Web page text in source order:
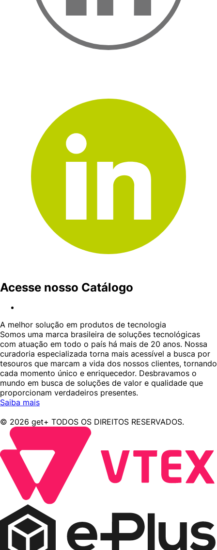
Acesse nosso Catálogo
A melhor solução em produtos de tecnologia
Somos uma marca brasileira de soluções tecnológicas
com atuação em todo o país há mais de 20 anos. Nossa
curadoria especializada torna mais acessível a busca por
tesouros que marcam a vida dos nossos clientes, tornando
cada momento único e enriquecedor. Desbravamos o
mundo em busca de soluções de valor e qualidade que
proporcionam verdadeiros presentes.
Saiba mais
© 2026 get+ TODOS OS DIREITOS RESERVADOS.